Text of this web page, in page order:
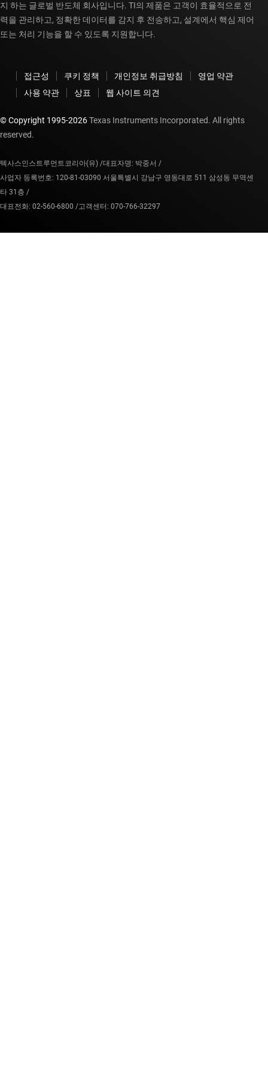
지 하는 글로벌 반도체 회사입니다. TI의 제품은 고객이 효율적으로 전
력을 관리하고, 정확한 데이터를 감지 후 전송하고, 설계에서 핵심 제어
또는 처리 기능을 할 수 있도록 지원합니다.
접근성 쿠키 정책 개인정보 취급방침
영업 약관
사용 약관
상표 웹 사이트 의견
© Copyright 1995-2026Texas Instruments Incorporated. All rights
reserved.
텍사스인스트루먼트코리아(유) /대표자명: 박중서 /
사업자 등록번호: 120-81-03090 서울특별시 강남구 영동대로 511 삼성동 무역센
타 31층 /
대표전화: 02-560-6800 /고객센터: 070-766-32297